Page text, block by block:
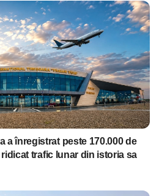
a înregistrat peste 170.000 de
trafic lunar din istoria sa